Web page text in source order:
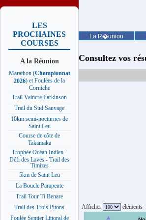
La R�union
LES
PROCHAINES
COURSES
A la Réunion
Marathon (Championnat
2026) et Foulées de la
Corniche
Trail Vaincre Parkinson
Trail du Sud Sauvage
10km semi-nocturnes de
Saint Leu
Course de côte de
Takamaka
Trophée Océan Indien -
Défi des Laves - Trail des
Timizes
5km de Saint Leu
La Boucle Parapente
Trail Tour Ti Benare
Trail des Trois Pitons
Foulée Sentier Littoral de
Consultez vos
Afficher éléments